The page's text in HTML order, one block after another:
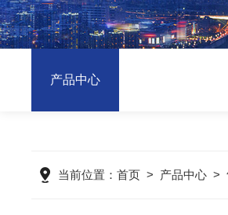
产品中心
当前位置：首页 > 产品中心 >